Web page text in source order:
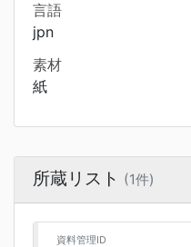
言語
jpn
素材
紙
所蔵リスト (1件)
資料管理ID